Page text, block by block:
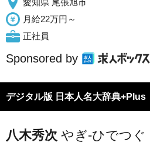
月給22万円～
正社員
Sponsored by
デジタル版 日本人名大辞典+Plus
八木秀次 やぎ-ひでつぐ